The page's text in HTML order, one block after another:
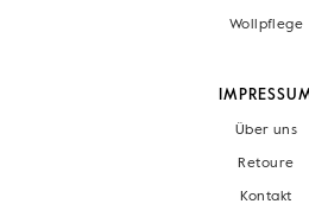
Wollpflege
Über uns
Retoure
Kontakt